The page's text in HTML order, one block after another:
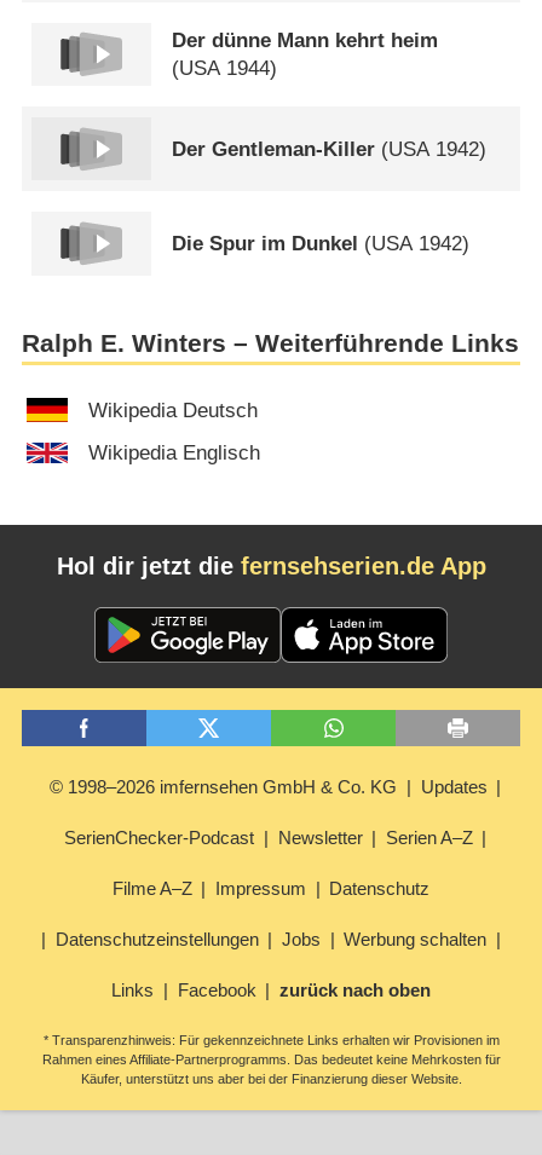
Der dünne Mann kehrt heim
(USA1944)
Der Gentleman-Killer (USA 1942)
Die Spur im Dunkel (USA 1942)
Ralph E. Winters – Weiterführende Links
Wikipedia Deutsch
Wikipedia Englisch
Hol dir jetzt die fernsehserien.de App
© 1998–2026 imfernsehen GmbH & Co. KG Updates
SerienChecker-Podcast Newsletter Serien A–Z
Filme A–Z Impressum Datenschutz
Datenschutzeinstellungen Jobs Werbung schalten
Links Facebook zurück nach oben
* Transparenzhinweis: Für gekennzeichnete Links erhalten wir Provisionen im
Rahmen eines Affiliate-Partnerprogramms. Das bedeutet keine Mehrkosten für
Käufer, unterstützt uns aber bei der Finanzierung dieser Website.